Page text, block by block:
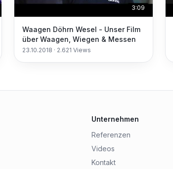
3:09
Waagen Döhrn Wesel - Unser Film
über Waagen, Wiegen & Messen
23.10.2018 · 2.621 Views
Unternehmen
Referenzen
Videos
Kontakt